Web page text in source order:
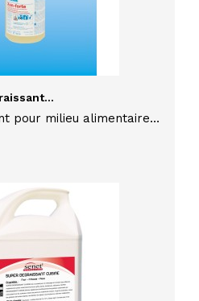
pour milieu alimentaire
résidus alimentaires